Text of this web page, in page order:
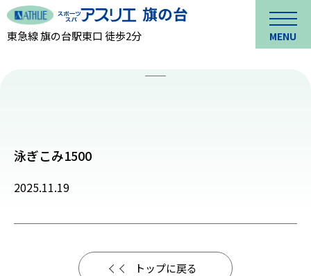
東急線 旗の台駅東口 徒歩2分 MENU
泳ぎこみ1500
2025.11.19
トップに戻る